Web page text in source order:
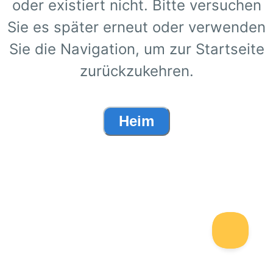
oder existiert nicht. Bitte versuchen
Sie es später erneut oder verwenden
Sie die Navigation, um zur Startseite
zurückzukehren.
Heim